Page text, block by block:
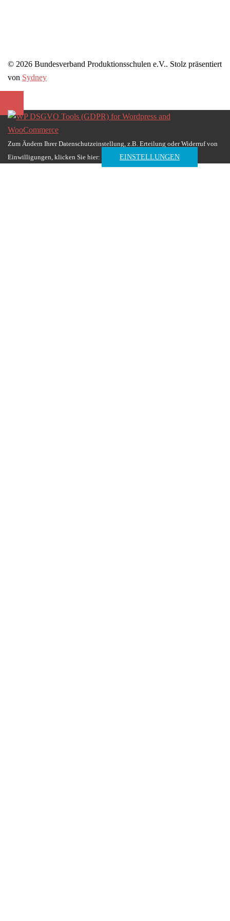
© 2026 Bundesverband Produktionsschulen e.V.. Stolz präsentiert
von Sydney
Zum Ändern Ihrer Datenschutzeinstellung, z.B. Erteilung oder Widerruf von
Einwilligungen, klicken Sie hier:
EINSTELLUNGEN